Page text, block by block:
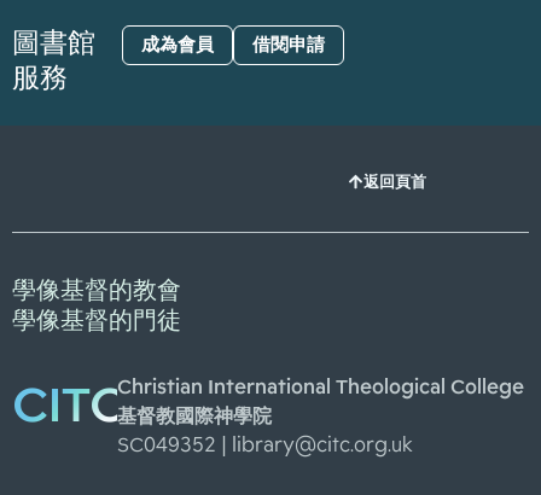
圖書館
服務
成為會員 借閱申請
返回頁首
學像基督的教會
學像基督的門徒
CITCChristian International Theological College
基督教國際神學院
SC049352 |
library@citc.org.uk